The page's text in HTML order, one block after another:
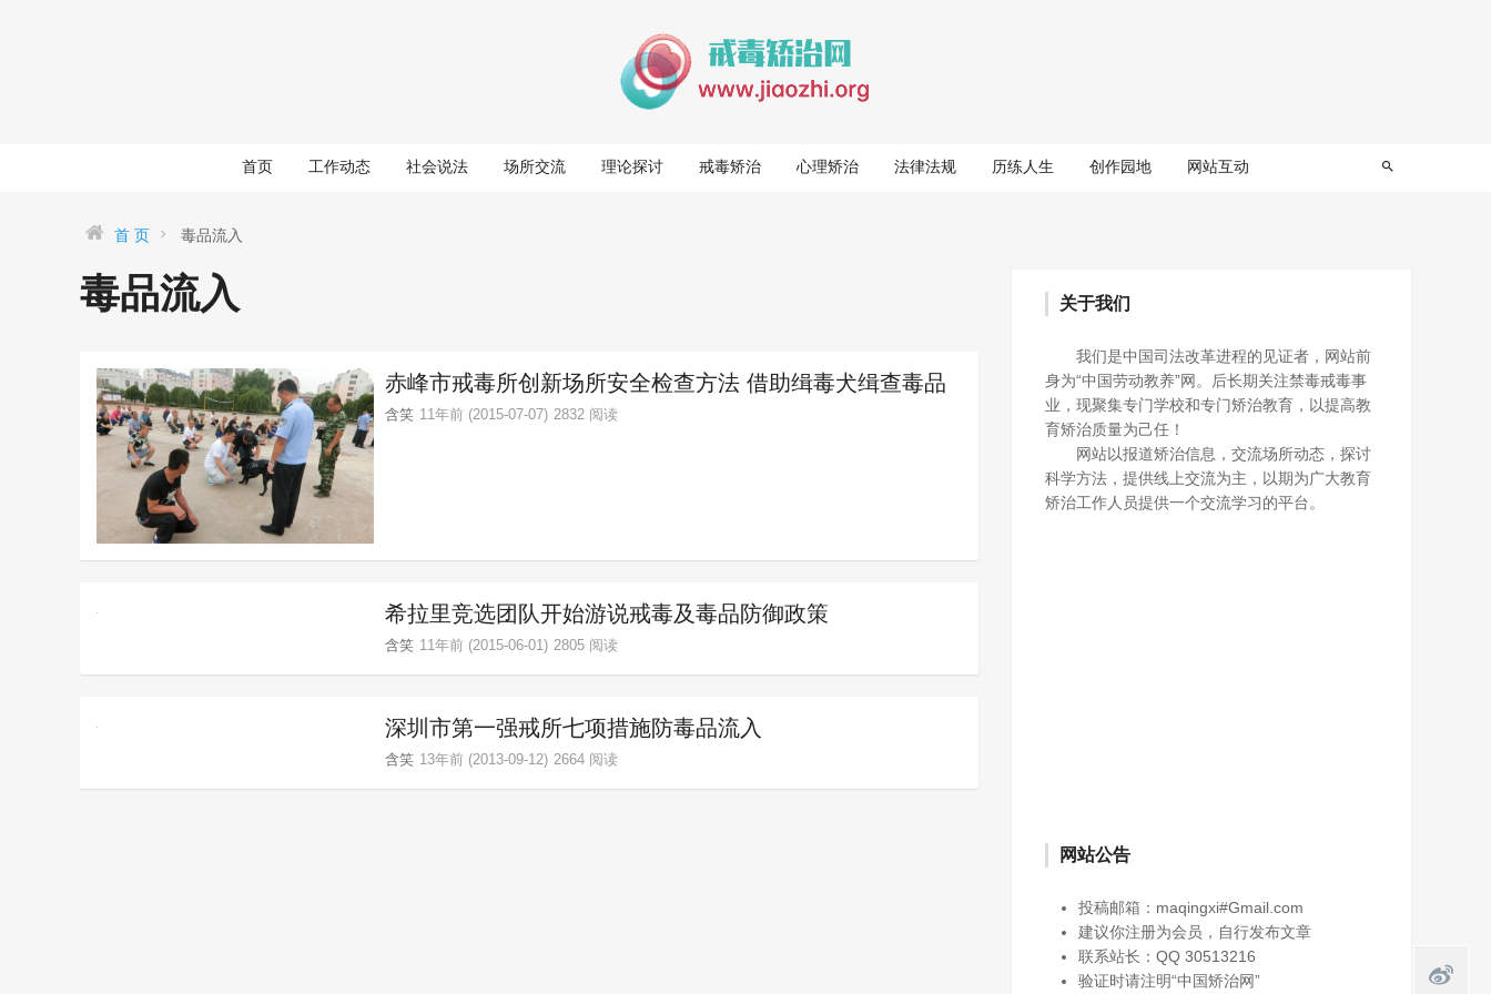
首页 工作动态 社会说法 场所交流 理论探讨 戒毒矫治 心理矫治 法律法规 历练人生 创作园地 网站互动
首 页 毒品流入
毒品流入
赤峰市戒毒所创新场所安全检查方法 借助缉毒犬缉查毒品
含笑 11年前 (2015-07-07) 2832 阅读
希拉里竞选团队开始游说戒毒及毒品防御政策
含笑 11年前 (2015-06-01) 2805 阅读
深圳市第一强戒所七项措施防毒品流入
含笑 13年前 (2013-09-12) 2664 阅读
关于我们
我们是中国司法改革进程的见证者，网站前
身为“中国劳动教养”网。后长期关注禁毒戒毒事
业，现聚集专门学校和专门矫治教育，以提高教
育矫治质量为己任！
网站以报道矫治信息，交流场所动态，探讨
科学方法，提供线上交流为主，以期为广大教育
矫治工作人员提供一个交流学习的平台。
网站公告
投稿邮箱：maqingxi#Gmail.com
建议你注册为会员，自行发布文章
联系站长：QQ 30513216
验证时请注明“中国矫治网”